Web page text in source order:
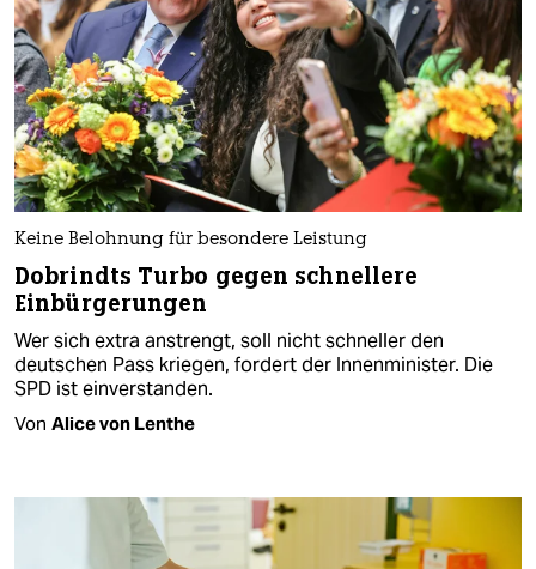
Keine Belohnung für besondere Leistung
Dobrindts Turbo gegen schnellere
Einbürgerungen
Wer sich extra anstrengt, soll nicht schneller den
deutschen Pass kriegen, fordert der Innenminister. Die
SPD ist einverstanden.
Von Alice von Lenthe